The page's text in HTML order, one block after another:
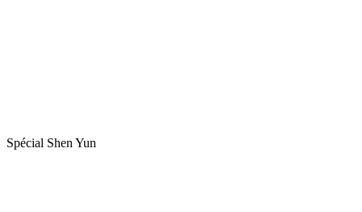
Spécial Shen Yun